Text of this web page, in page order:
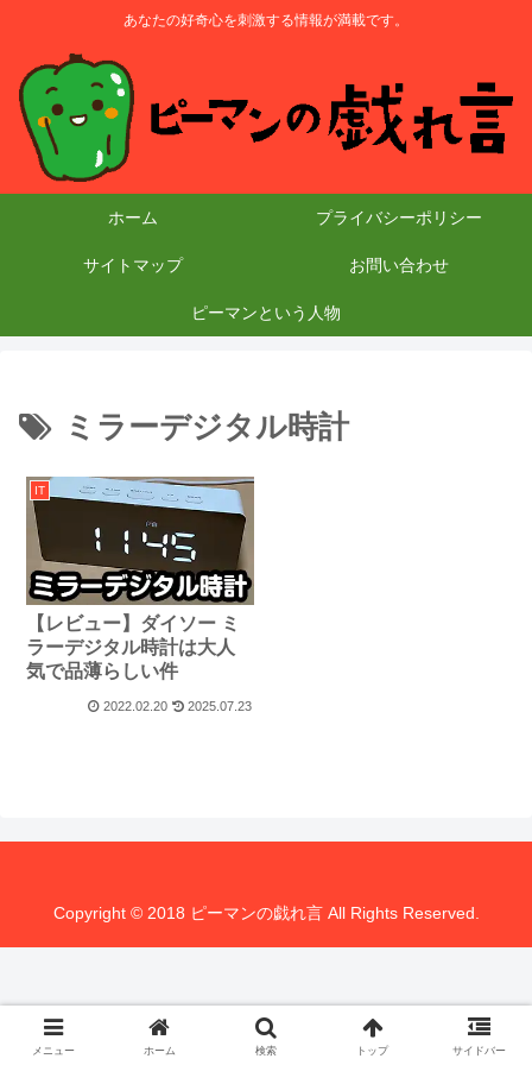
あなたの好奇心を刺激する情報が満載です。
ホーム プライバシーポリシー
サイトマップ お問い合わせ
ピーマンという人物
ミラーデジタル時計
IT
【レビュー】ダイソー ミ
ラーデジタル時計は大人
気で品薄らしい件
2022.02.20 2025.07.23
Copyright © 2018 ピーマンの戯れ言 All Rights Reserved.
メニュー ホーム 検索 トップ サイドバー